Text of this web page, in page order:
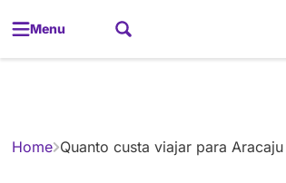
Menu
Home Quanto custa viajar para Aracaju